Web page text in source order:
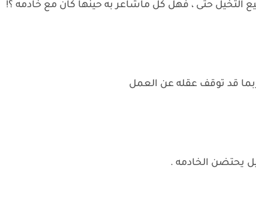
التخيل حتى ، فهل كل ماشاعر به حينها كان مع خادمه ؟!
قد توقف عقله عن العمل
يحتضن الخادمه .